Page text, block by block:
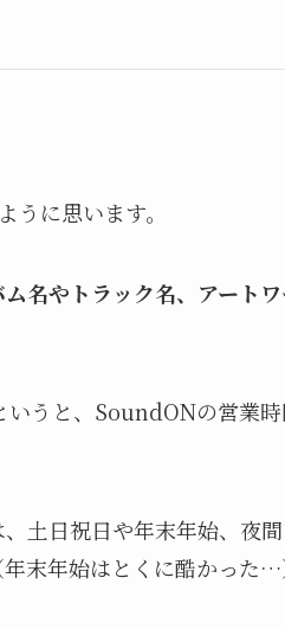
うに思います。
ム名やトラック名、アート
うと、SoundONの営業
土日祝日や年末年始、夜
末年始はとくに酷かった…